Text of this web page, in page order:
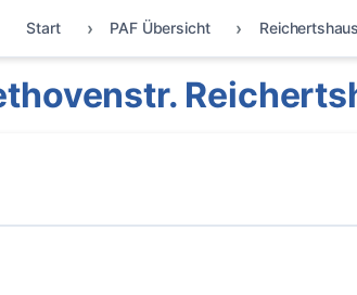
Start PAF Übersicht